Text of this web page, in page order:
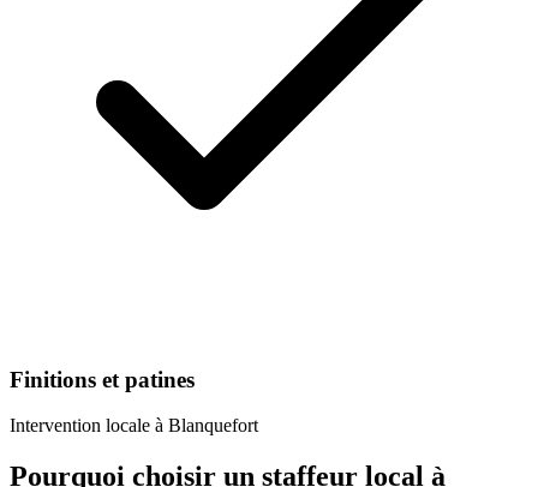
Finitions et patines
Intervention locale à Blanquefort
Pourquoi choisir un staffeur local à